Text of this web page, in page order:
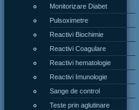
Monitorizare Diabet
Pulsoximetre
Reactivi Biochimie
Reactivi Coagulare
Reactivi hematologie
Reactivi Imunologie
Sange de control
Teste prin aglutinare